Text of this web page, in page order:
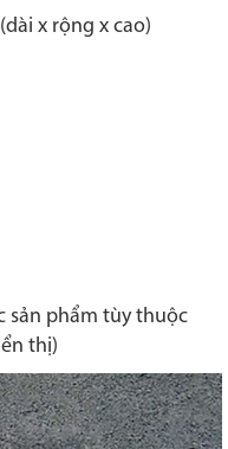
x rộng x cao)
sản phẩm tùy thuộc
thị)